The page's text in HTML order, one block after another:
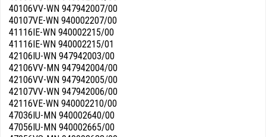
40106VV-WN 947942007/00
40107VE-WN 940002207/00
41116IE-WN 940002215/00
41116IE-WN 940002215/01
42106IU-WN 947942003/00
42106VV-MN 947942004/00
42106VV-WN 947942005/00
42107VV-WN 947942006/00
42116VE-WN 940002210/00
47036IU-MN 940002640/00
47056IU-MN 940002665/00